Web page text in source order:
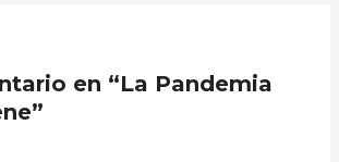
en “La Pandemia